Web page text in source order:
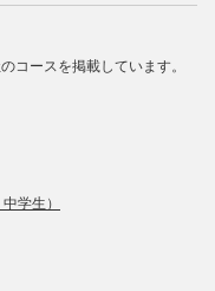
コースを掲載しています。
学生）